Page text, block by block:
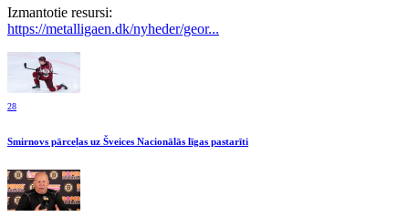
Izmantotie resursi:
https://metalligaen.dk/nyheder/geor...
28
Smirnovs pārceļas uz Šveices Nacionālās līgas pastarīti